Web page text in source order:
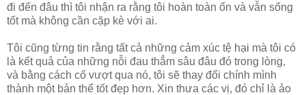
đi đến đâu thì tôi nhận ra rằng tôi hoàn toàn ổn và vẫn sống
tốt mà không cần cặp kè với ai.
Tôi cũng từng tin rằng tất cả những cảm xúc tệ hại mà tôi có
là kết quả của những nỗi đau thẳm sâu đâu đó trong lòng,
và bằng cách cố vượt qua nó, tôi sẽ thay đổi chính mình
thành một bản thể tốt đẹp hơn. Xin thưa các vị, đó chỉ là ảo